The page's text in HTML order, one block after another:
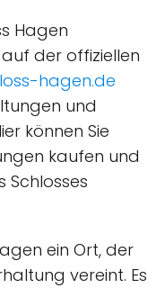
Hagen
auf der offiziellen
hagen.de
und
können Sie
kaufen und
Schlosses
ein Ort, der
vereint. Es